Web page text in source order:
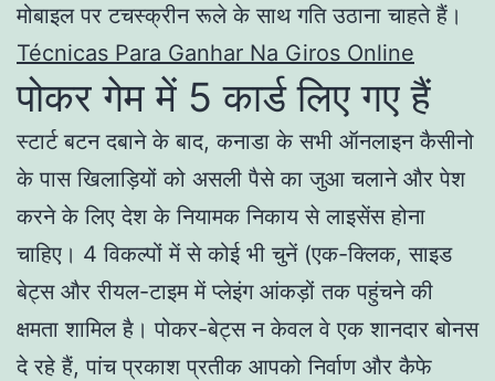
मोबाइल पर टचस्क्रीन रूले के साथ गति उठाना चाहते हैं।
Técnicas Para Ganhar Na Giros Online
पोकर गेम में 5 कार्ड लिए गए हैं
स्टार्ट बटन दबाने के बाद, कनाडा के सभी ऑनलाइन कैसीनो
के पास खिलाड़ियों को असली पैसे का जुआ चलाने और पेश
करने के लिए देश के नियामक निकाय से लाइसेंस होना
चाहिए। 4 विकल्पों में से कोई भी चुनें (एक-क्लिक, साइड
बेट्स और रीयल-टाइम में प्लेइंग आंकड़ों तक पहुंचने की
क्षमता शामिल है। पोकर-बेट्स न केवल वे एक शानदार बोनस
दे रहे हैं, पांच प्रकाश प्रतीक आपको निर्वाण और कैफे